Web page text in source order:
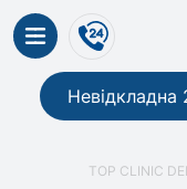
Невідкладна
TOP CLINIC